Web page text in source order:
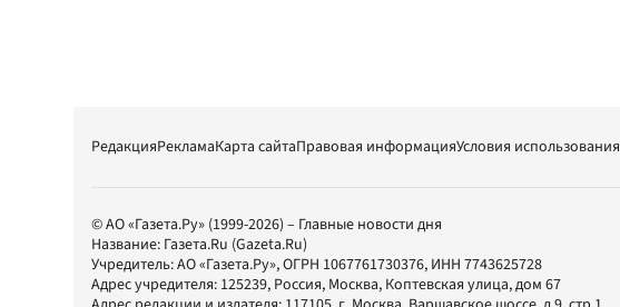
РедакцияРекламаКарта сайтаПравовая информацияУсловия использования
© АО «Газета.Ру» (1999-2026) – Главные новости дня
Название: Газета.Ru (Gazeta.Ru)
Учредитель:АО «Газета.Ру», ОГРН 1067761730376, ИНН 7743625728
Адрес учредителя: 125239, Россия, Москва, Коптевская улица, дом 67